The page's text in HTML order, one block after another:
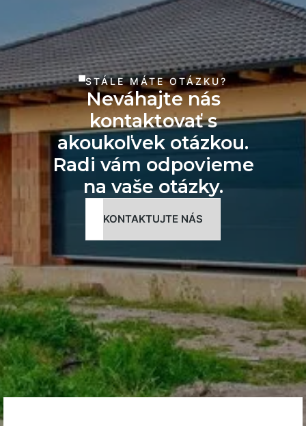
STÁLE MÁTE OTÁZKU?
Neváhajte nás
kontaktovať s
akoukoľvek otázkou.
Radi vám odpovieme
na vaše otázky.
KONTAKTUJTE NÁS